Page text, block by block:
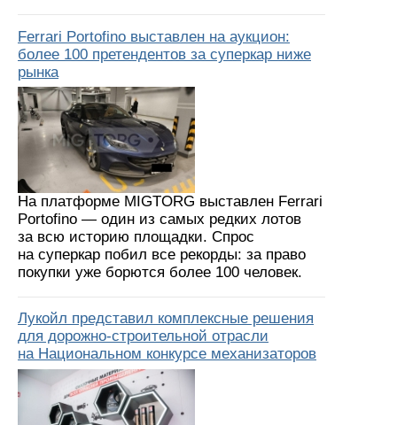
Ferrari Portofino выставлен на аукцион:
более 100 претендентов за суперкар ниже
рынка
На платформе MIGTORG выставлен Ferrari
Portofino — один из самых редких лотов
за всю историю площадки. Спрос
на суперкар побил все рекорды: за право
покупки уже борются более 100 человек.
Лукойл представил комплексные решения
для дорожно-строительной отрасли
на Национальном конкурсе механизаторов